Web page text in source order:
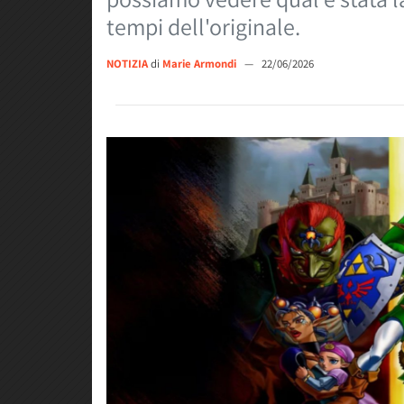
tempi dell'originale.
NOTIZIAdi Marie Armondi — 22/06/2026